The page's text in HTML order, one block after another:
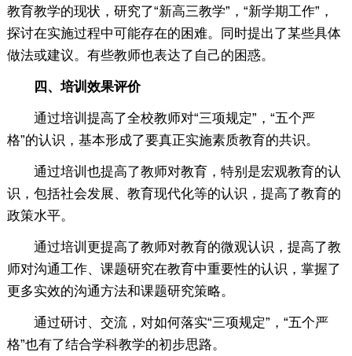
教育教学的现状，研究了“新高三教学”，“新学期工作”，
探讨在实施过程中可能存在的困难。同时提出了某些具体
做法或建议。有些教师也表达了自己的困惑。
四、培训效果评价
通过培训提高了全校教师对“三项规定”，“五个严
格”的认识，基本形成了要真正实施素质教育的共识。
通过培训也提高了教师对教育，特别是宏观教育的认
识，包括社会发展、教育现代化等的认识，提高了教育的
政策水平。
通过培训更提高了教师对教育的微观认识，提高了教
师对沟通工作、课题研究在教育中重要性的认识，掌握了
更多实效的沟通方法和课题研究策略。
通过研讨、交流，对如何落实“三项规定”，“五个严
格”也有了结合学科教学的初步思路。